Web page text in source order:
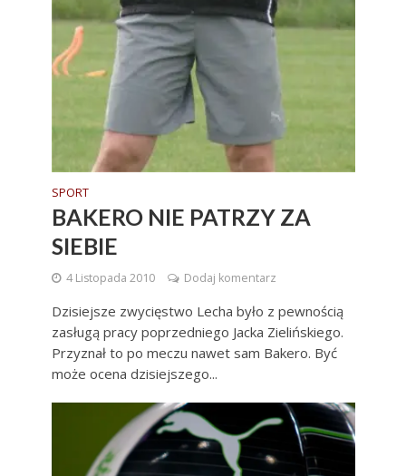
SPORT
BAKERO NIE PATRZY ZA
SIEBIE
4 Listopada 2010 Dodaj komentarz
Dzisiejsze zwycięstwo Lecha było z pewnością
zasługą pracy poprzedniego Jacka Zielińskiego.
Przyznał to po meczu nawet sam Bakero. Być
może ocena dzisiejszego...